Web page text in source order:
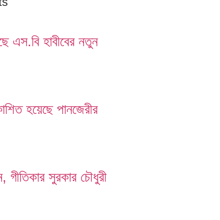
এস.বি হাবীবের নতুন
হয়েছে পানজেরীর
সুরকার চৌধুরী